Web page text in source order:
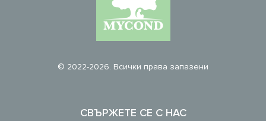
© 2022-2026. Всички права запазени
СВЪРЖЕТЕ СЕ С НАС